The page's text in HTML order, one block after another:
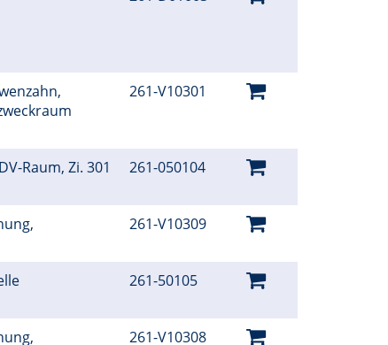
261-V10301
Raum, Zi. 301 261-050104
261-V10309
261-50105
261-V10308